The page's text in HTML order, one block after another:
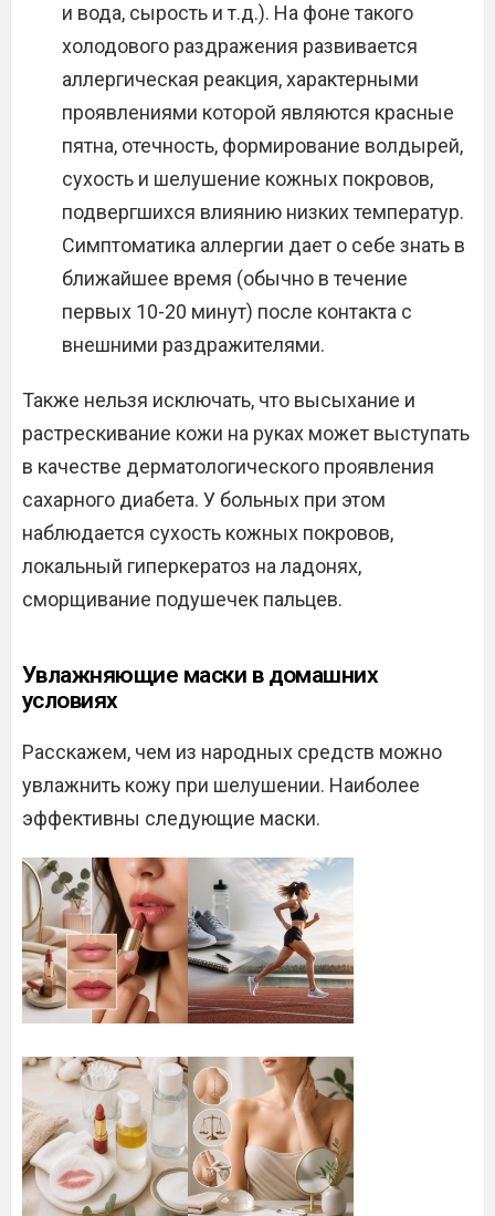
и вода, сырость и т.д.). На фоне такого
холодового раздражения развивается
аллергическая реакция, характерными
проявлениями которой являются красные
пятна, отечность, формирование волдырей,
сухость и шелушение кожных покровов,
подвергшихся влиянию низких температур.
Симптоматика аллергии дает о себе знать в
ближайшее время (обычно в течение
первых 10-20 минут) после контакта с
внешними раздражителями.
Также нельзя исключать, что высыхание и
растрескивание кожи на руках может выступать
в качестве дерматологического проявления
сахарного диабета. У больных при этом
наблюдается сухость кожных покровов,
локальный гиперкератоз на ладонях,
сморщивание подушечек пальцев.
Увлажняющие маски в домашних
условиях
Расскажем, чем из народных средств можно
увлажнить кожу при шелушении. Наиболее
эффективны следующие маски.